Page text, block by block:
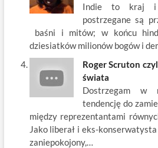
Indie to kraj i
postrzegane są
baśni i mitów; w końcu
dziesiatków milionów bogów i
Roger Scruton
świata
Dostrzegam w
tendencję do
między reprezentantami
Jako liberał i eks-
zaniepokojony,…